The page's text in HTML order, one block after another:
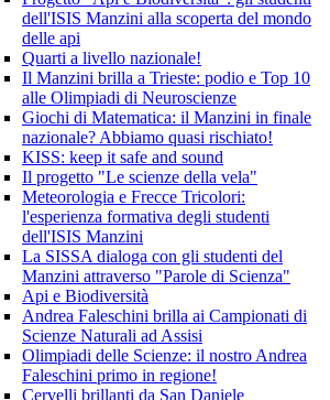
dell'ISIS Manzini alla scoperta del mondo
delle api
Quarti a livello nazionale!
Il Manzini brilla a Trieste: podio e Top 10
alle Olimpiadi di Neuroscienze
Giochi di Matematica: il Manzini in finale
nazionale? Abbiamo quasi rischiato!
KISS: keep it safe and sound
Il progetto "Le scienze della vela"
Meteorologia e Frecce Tricolori:
l'esperienza formativa degli studenti
dell'ISIS Manzini
La SISSA dialoga con gli studenti del
Manzini attraverso "Parole di Scienza"
Api e Biodiversità
Andrea Faleschini brilla ai Campionati di
Scienze Naturali ad Assisi
Olimpiadi delle Scienze: il nostro Andrea
Faleschini primo in regione!
Cervelli brillanti da San Daniele